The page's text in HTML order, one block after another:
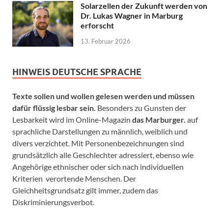
Solarzellen der Zukunft werden von
Dr. Lukas Wagner in Marburg
erforscht
13. Februar 2026
HINWEIS DEUTSCHE SPRACHE
Texte sollen und wollen gelesen werden und müssen
dafür flüssig lesbar sein. Besonders zu Gunsten der
Lesbarkeit wird im Online-Magazin das Marburger. auf
sprachliche Darstellungen zu männlich, weiblich und
divers verzichtet. Mit Personenbezeichnungen sind
grundsätzlich alle Geschlechter adressiert, ebenso wie
Angehörige ethnischer oder sich nach individuellen
Kriterien verortende Menschen. Der
Gleichheitsgrundsatz gilt immer, zudem das
Diskriminierungsverbot.